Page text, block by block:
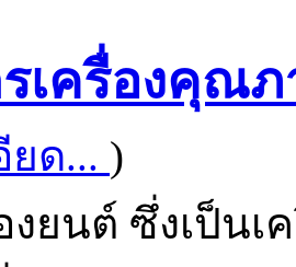
เครื่องคุณภ
ยด... )
งยนต์ ซึ่งเป็น